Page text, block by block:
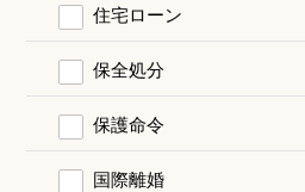
住宅ローン
保全処分
保護命令
国際離婚